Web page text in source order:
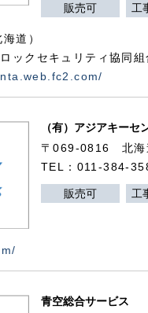
販売可 工
道）
ックセキュリティ協同
（有）アジアキーセ
〒069-0816 北海
TEL：011-384-
販売可 工
青空総合サービス